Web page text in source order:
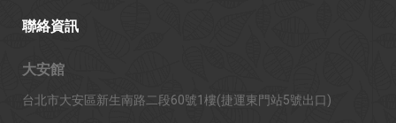
聯絡資訊
大安館
台北市大安區新生南路二段60號1樓(捷運東門站5號出口)